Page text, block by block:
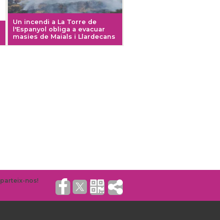
Un incendi a La Torre de
l'Espanyol obliga a evacuar
masies de Maials i Llardecans